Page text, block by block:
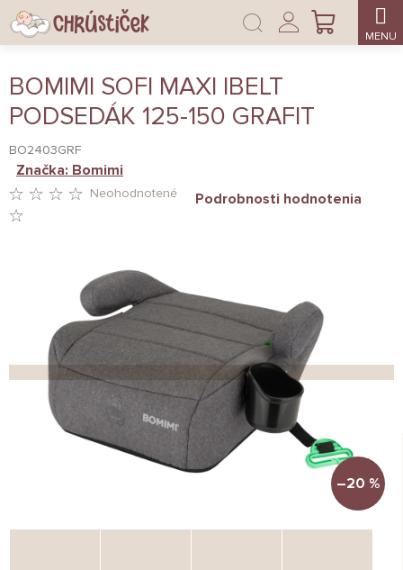
Prejsť
na
obsah
NÁKUPNÝ
Prihlásenie
BOMIMI SOFI MAXI IBELT
PODSEDÁK 125-150 GRAFIT
BO2403GRF
HVIEZDIČIEK.
Neohodnotené Podrobnosti hodnotenia
Značka: Bomimi
–20 %